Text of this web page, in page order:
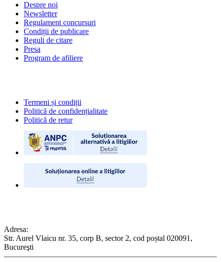
Despre noi
Newsletter
Regulament concursuri
Condiții de publicare
Reguli de citare
Presa
Program de afiliere
Termeni și condiții
Politică de confidențialitate
Politică de retur
Adresa:
Str. Aurel Vlaicu nr. 35, corp B, sector 2, cod poștal 020091,
Bucureşti